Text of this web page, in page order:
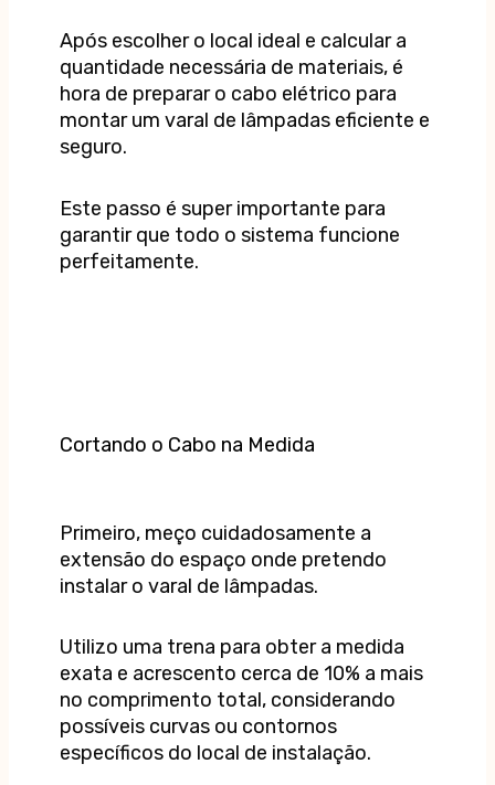
Após escolher o local ideal e calcular a
quantidade necessária de materiais, é
hora de preparar o cabo elétrico para
montar um varal de lâmpadas eficiente e
seguro.
Este passo é super importante para
garantir que todo o sistema funcione
perfeitamente.
Cortando o Cabo na Medida
Primeiro, meço cuidadosamente a
extensão do espaço onde pretendo
instalar o varal de lâmpadas.
Utilizo uma trena para obter a medida
exata e acrescento cerca de 10% a mais
no comprimento total, considerando
possíveis curvas ou contornos
específicos do local de instalação.